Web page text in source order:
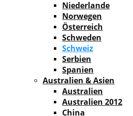
Niederlande
Norwegen
Österreich
Schweden
Schweiz
Serbien
Spanien
Australien & Asien
Australien
Australien 2012
China